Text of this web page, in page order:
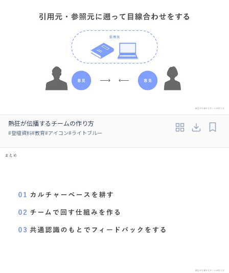
熱狂が伝播するチームの作り方
#登壇資料#教育#アイコン#ライトブルー